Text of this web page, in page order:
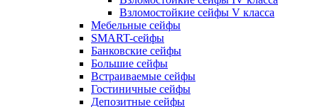
Взломостойкие сейфы V класса
Мебельные сейфы
SMART-сейфы
Банковские сейфы
Большие сейфы
Встраиваемые сейфы
Гостиничные сейфы
Депозитные сейфы